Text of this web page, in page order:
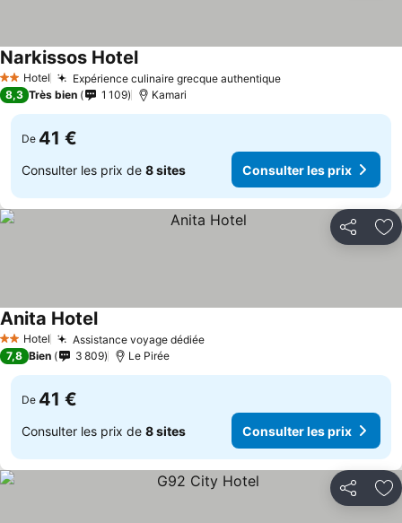
2 Étoiles
Hotel Expérience culinaire grecque authentique
Narkissos Hotel
8,3 Très bien 1 109 Kamari
De 41 €
Consulter les prix de 8 sites Consulter les prix
Partager
2 Étoiles
Hotel Assistance voyage dédiée
Anita Hotel
7,8 Bien 3 809 Le Pirée
De 41 €
Consulter les prix de 8 sites Consulter les prix
Partager